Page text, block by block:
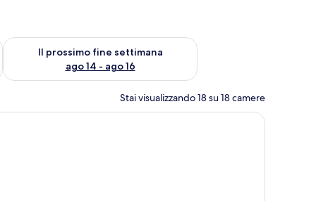
ago 7 - ago 9
Il prossimo fine settimana
ago 14 - ago 16
Verifica la disponibilità per il prossimo fine settimana, ago 14
Stai visualizzando 18 su 18 camere
grande, una TV e opere d'arte alle pareti.